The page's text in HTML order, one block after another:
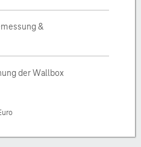
&
der Wallbox